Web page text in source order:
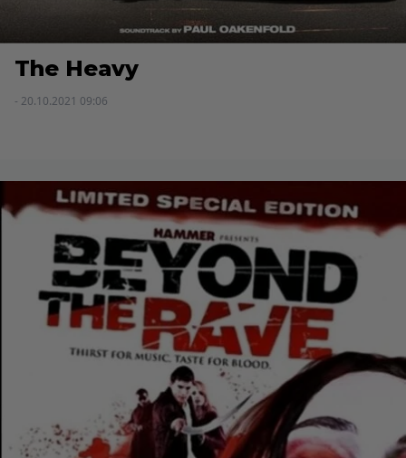
The Heavy
- 20.10.2021 09:06